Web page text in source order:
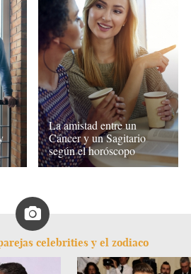
La amistad entre un
Cáncer y un Sagitario
según el horóscopo
celebrities y el zodiaco